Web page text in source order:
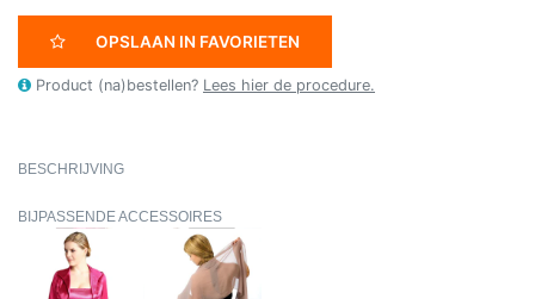
OPSLAAN IN FAVORIETEN
Product (na)bestellen? Lees hier de procedure.
BESCHRIJVING
BIJPASSENDE ACCESSOIRES